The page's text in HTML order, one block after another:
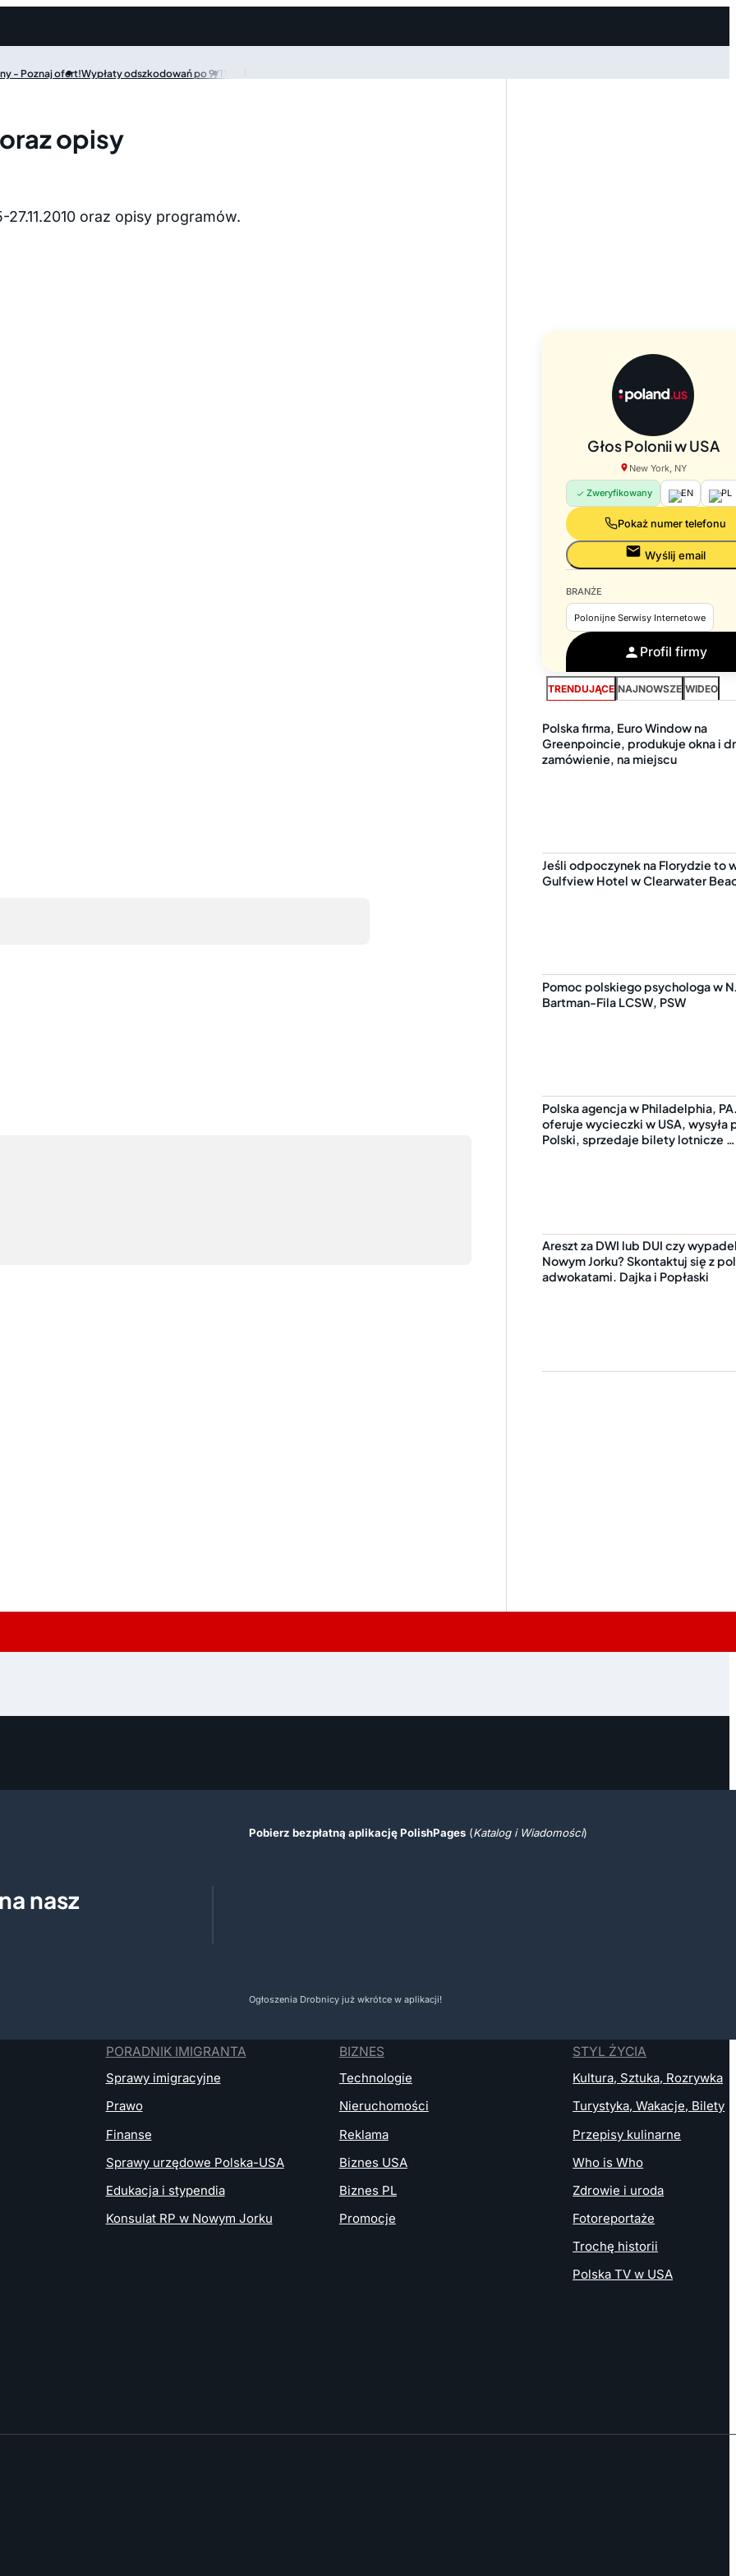
- Poznaj ofert!Wypłaty odszkodowań po 9/11
opisy
oraz opisy programów.
Głos Polonii w USA
New York, NY
Zweryfikowany EN PL
Pokaż numer telefonu
Wyślij email
BRANŻE
Polonijne Serwisy Internetowe
Profil firmy
TRENDUJĄCE NAJNOWSZE WIDEO
Polska firma, Euro Window na
Greenpoincie, produkuje okna i
zamówienie, na miejscu
Jeśli odpoczynek na Florydzie to
Gulfview Hotel w Clearwater
Pomoc polskiego psychologa w
Bartman-Fila LCSW, PSW
Polska agencja w Philadelphia,
oferuje wycieczki w USA, wysyła
Polski, sprzedaje bilety lotnicze …
Areszt za DWI lub DUI czy
Nowym Jorku? Skontaktuj się z
adwokatami. Dajka i Popłaski
nasz
Pobierz bezpłatną aplikację PolishPages(Katalog i Wiadomości)
Ogłoszenia Drobnicy już wkrótce w aplikacji!
PORADNIK IMIGRANTA
Sprawy imigracyjne
Prawo
Finanse
Sprawy urzędowe Polska-USA
Edukacja i stypendia
Konsulat RP w Nowym Jorku
BIZNES
Technologie
Nieruchomości
Reklama
Biznes USA
Biznes PL
Promocje
STYL ŻYCIA
Kultura, Sztuka, Rozrywka
Turystyka, Wakacje, Bilety
Przepisy kulinarne
Who is Who
Zdrowie i uroda
Fotoreportaże
Trochę historii
Polska TV w USA